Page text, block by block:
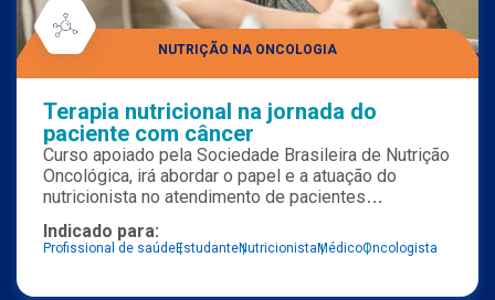
NUTRIÇÃO NA ONCOLOGIA
Terapia nutricional na jornada do
paciente com câncer
Curso apoiado pela Sociedade Brasileira de Nutrição
Oncológica, irá abordar o papel e a atuação do
nutricionista no atendimento de pacientes
profissionais de diversas especialidades irão
discutir de forma prática o manejo nutricional em
Indicado para:
Profissional de saúdeEstudanteNutricionista MédicoOncologista
como por exemplo seguir perfil ou clicar em links. Veja
abaixo os nossos canais oficiais de comunicação:
SERVIÇO NESTLÉ AO CONSUMIDOR
0800-7702461
(Seg - Sex | 9h às 18h)
falecom@nestle.com.br